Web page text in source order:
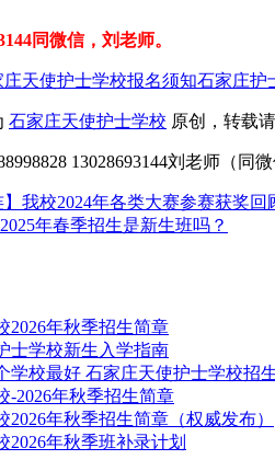
同微信，刘老师。
庄天使护士学校报名须知石家庄护
石家庄天使护士学校 原创，转载
13028693144刘老师（同微
】我校2024年各类大赛参赛获奖回
年春季招生是新生班吗？
2026年秋季招生简章
士学校新生入学指南
学校最好 石家庄天使护士学校招
-2026年秋季招生简章
年秋季招生简章（权威发布）
2026年秋季班补录计划